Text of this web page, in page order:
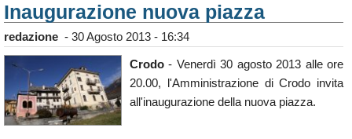
Inaugurazione nuova piazza
redazione - 30 Agosto 2013 - 16:34
Crodo - Venerdì 30 agosto 2013 alle ore
20.00, l'Amministrazione di Crodo invita
all'inaugurazione della nuova piazza.